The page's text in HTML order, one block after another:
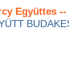
Együttes